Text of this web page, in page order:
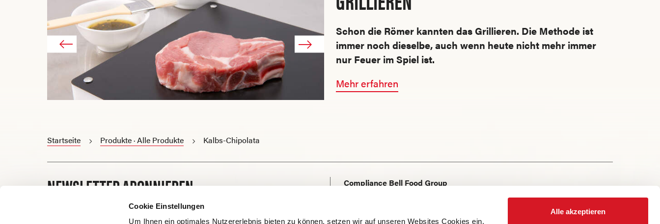
Cookie Einstellungen
Um Ihnen ein optimales Nutzererlebnis bieten zu können, setzen wir auf unseren Websites Cookies ein.
Alle akzeptieren
Schon die Römer kannten das Grillieren. Die Methode ist
immer noch dieselbe, auch wenn heute nicht mehr immer
nur Feuer im Spiel ist.
Mehr erfahren
Startseite Produkte · Alle Produkte Kalbs-Chipolata
NEWSLETTER ABONNIEREN
Compliance Bell Food Group